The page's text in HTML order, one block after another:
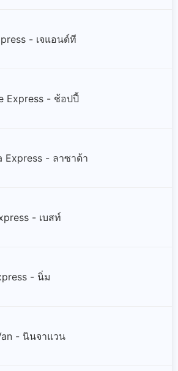
- เจแอนด์ที
Express - ช้อปปี้
Express - ลาซาด้า
- เบสท์
- นิ่ม
- นินจาแวน